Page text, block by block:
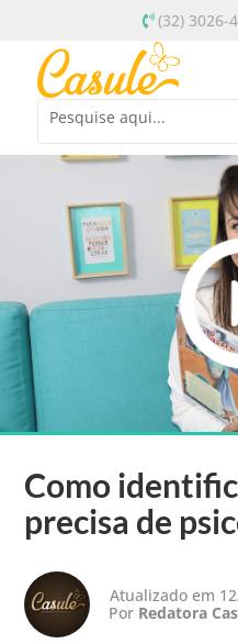
(32) 3026-
Como
precisa de
Atualizado em
Por Redatora